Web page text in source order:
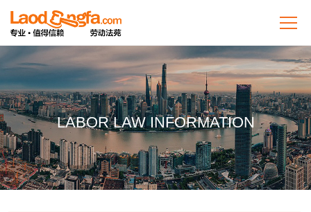
LABOR LAW INFORMATION